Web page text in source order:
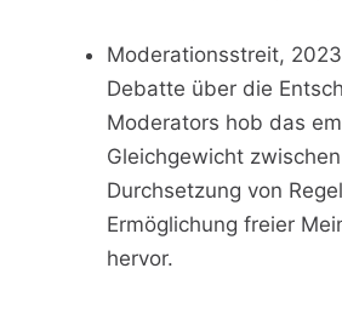
Moderationsstreit,
Debatte über die
Moderators hob das
Gleichgewicht
Durchsetzung von
Ermöglichung freier
hervor.